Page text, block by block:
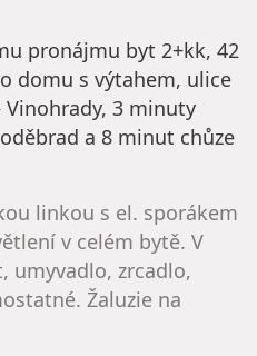
pronájmu byt 2+kk, 42
domu s výtahem, ulice
Vinohrady, 3 minuty
a 8 minut chůze
linkou s el. sporákem
v celém bytě. V
umyvadlo, zrcadlo,
Žaluzie na